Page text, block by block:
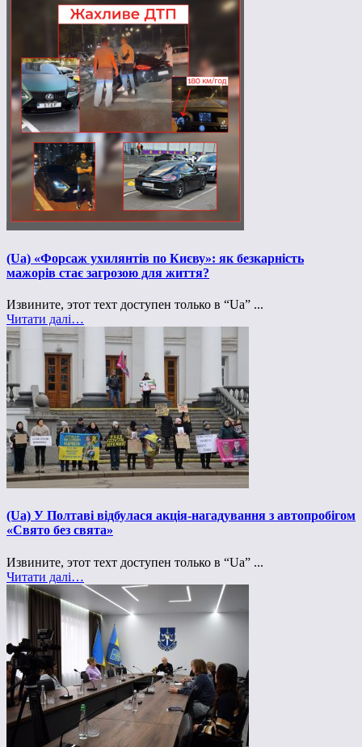
(Ua) «Форсаж ухилянтів по Києву»: як безкарність
мажорів стає загрозою для життя?
Извините, этот техт доступен только в “Ua” ...
Читати далі…
(Ua) У Полтаві відбулася акція-нагадування з автопробігом
«Свято без свята»
Извините, этот техт доступен только в “Ua” ...
Читати далі…